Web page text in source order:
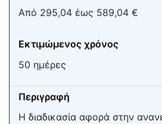
Από 295,04 έως 589,04 €
Εκτιμώμενος χρόνος
50 ημέρες
Περιγραφή
Η διαδικασία αφορά στην